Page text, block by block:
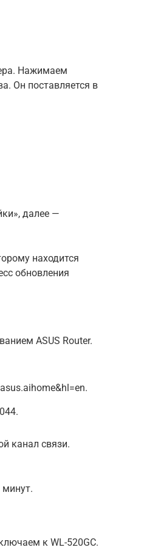
Нажимаем
Он поставляется в
далее —
находится
обновления
ASUS Router.
канал связи.
минут.
к WL-520GC.